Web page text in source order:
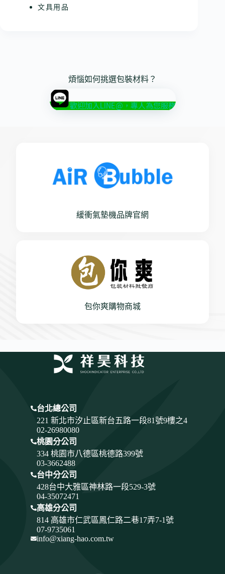
文具用品
煩惱如何挑選包裝材料？
歡迎加入LINE@，專人為您服務
緩衝氣墊機品牌官網
包你爽購物商城
台北總公司
221 新北市汐止區新台五路一段81號9樓之4
02-26980080
桃園分公司
334 桃園市八德區桃德路399號
03-3662488
台中分公司
428台中大雅區神林路一段529-3號
04-35072471
高雄分公司
814 高雄市仁武區鳳仁路二巷17弄7-1號
07-9735061
info@xiang-hao.com.tw